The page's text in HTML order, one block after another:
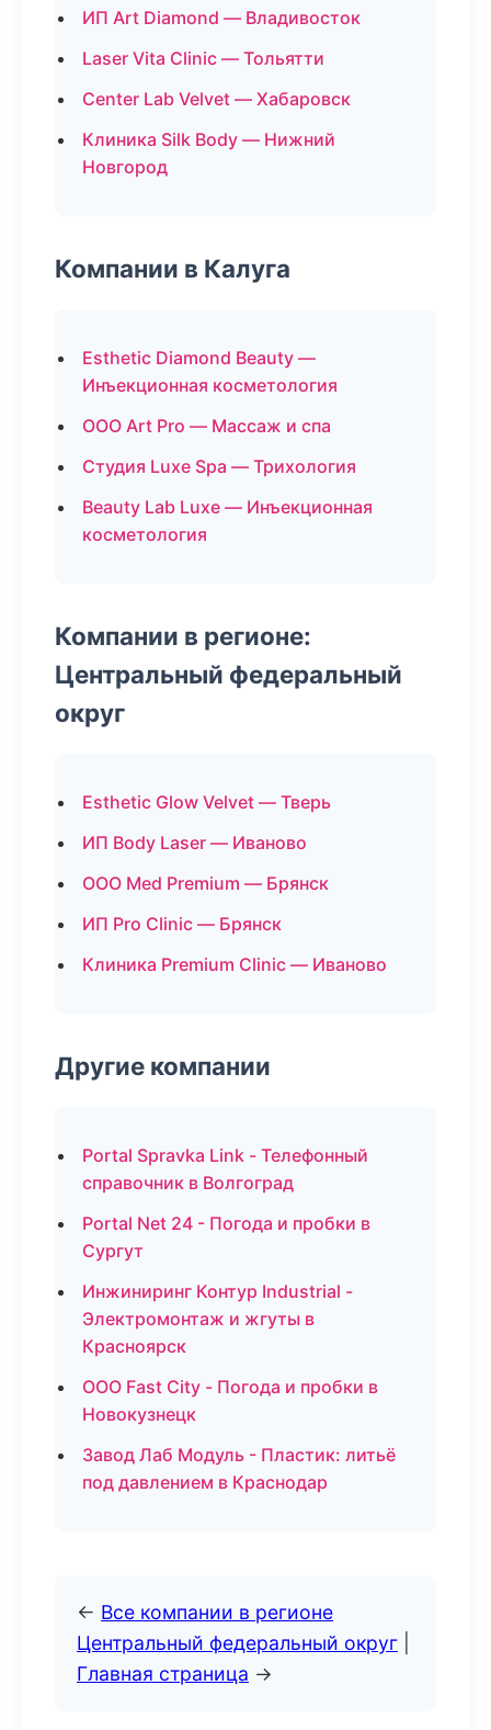
ИП Art Diamond — Владивосток
Laser Vita Clinic — Тольятти
Center Lab Velvet — Хабаровск
Клиника Silk Body — Нижний
Новгород
Компании в Калуга
Esthetic Diamond Beauty —
Инъекционная косметология
ООО Art Pro — Массаж и спа
Студия Luxe Spa — Трихология
Beauty Lab Luxe — Инъекционная
косметология
Компании в регионе:
Центральный федеральный
округ
Esthetic Glow Velvet — Тверь
ИП Body Laser — Иваново
ООО Med Premium — Брянск
ИП Pro Clinic — Брянск
Клиника Premium Clinic — Иваново
Другие компании
Portal Spravka Link - Телефонный
справочник в Волгоград
Portal Net 24 - Погода и пробки в
Сургут
Инжиниринг Контур Industrial -
Электромонтаж и жгуты в
Красноярск
ООО Fast City - Погода и пробки в
Новокузнецк
Завод Лаб Модуль - Пластик: литьё
под давлением в Краснодар
← Все компании в регионе
Центральный федеральный округ
Главная страница →